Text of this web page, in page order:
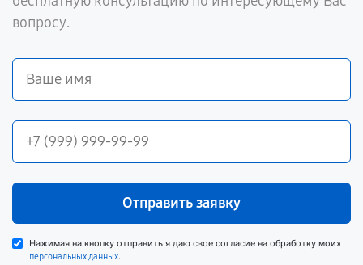
вопросу.
Отправить заявку
Нажимая на кнопку отправить я даю свое согласие на обработку моих
персональных данных.